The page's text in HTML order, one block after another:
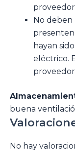
No deben
hayan
eléctrico.
buena
No hay